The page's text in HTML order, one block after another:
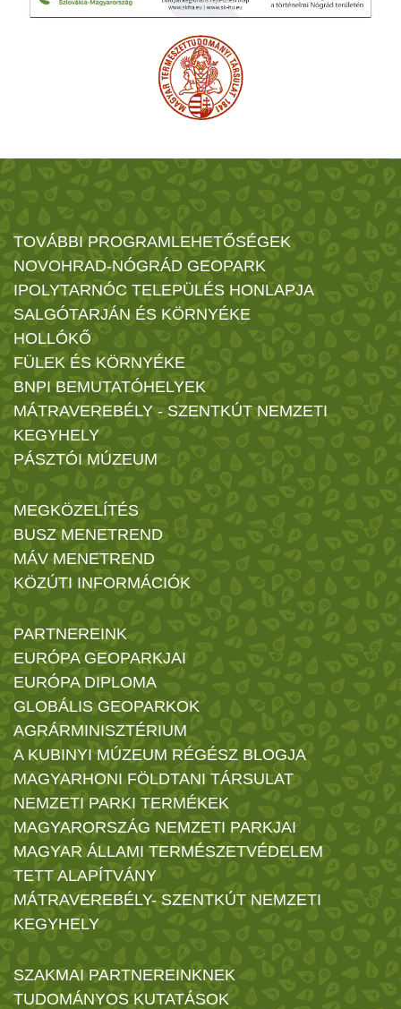
TOVÁBBI PROGRAMLEHETŐSÉGEK
NOVOHRAD-NÓGRÁD GEOPARK
IPOLYTARNÓC TELEPÜLÉS HONLAPJA
SALGÓTARJÁN ÉS KÖRNYÉKE
HOLLÓKŐ
FÜLEK ÉS KÖRNYÉKE
BNPI BEMUTATÓHELYEK
MÁTRAVEREBÉLY - SZENTKÚT NEMZETI
KEGYHELY
PÁSZTÓI MÚZEUM
MEGKÖZELÍTÉS
BUSZ MENETREND
MÁV MENETREND
KÖZÚTI INFORMÁCIÓK
PARTNEREINK
EURÓPA GEOPARKJAI
EURÓPA DIPLOMA
GLOBÁLIS GEOPARKOK
AGRÁRMINISZTÉRIUM
A KUBINYI MÚZEUM RÉGÉSZ BLOGJA
MAGYARHONI FÖLDTANI TÁRSULAT
NEMZETI PARKI TERMÉKEK
MAGYARORSZÁG NEMZETI PARKJAI
MAGYAR ÁLLAMI TERMÉSZETVÉDELEM
TETT ALAPÍTVÁNY
MÁTRAVEREBÉLY- SZENTKÚT NEMZETI
KEGYHELY
SZAKMAI PARTNEREINKNEK
TUDOMÁNYOS KUTATÁSOK